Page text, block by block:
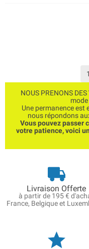
NOUS PRENONS
Une permanence est
nous répondons
Vous pouvez passer
votre patience, voici
Livraison Offerte
à partir de 195 €
France, Belgique et